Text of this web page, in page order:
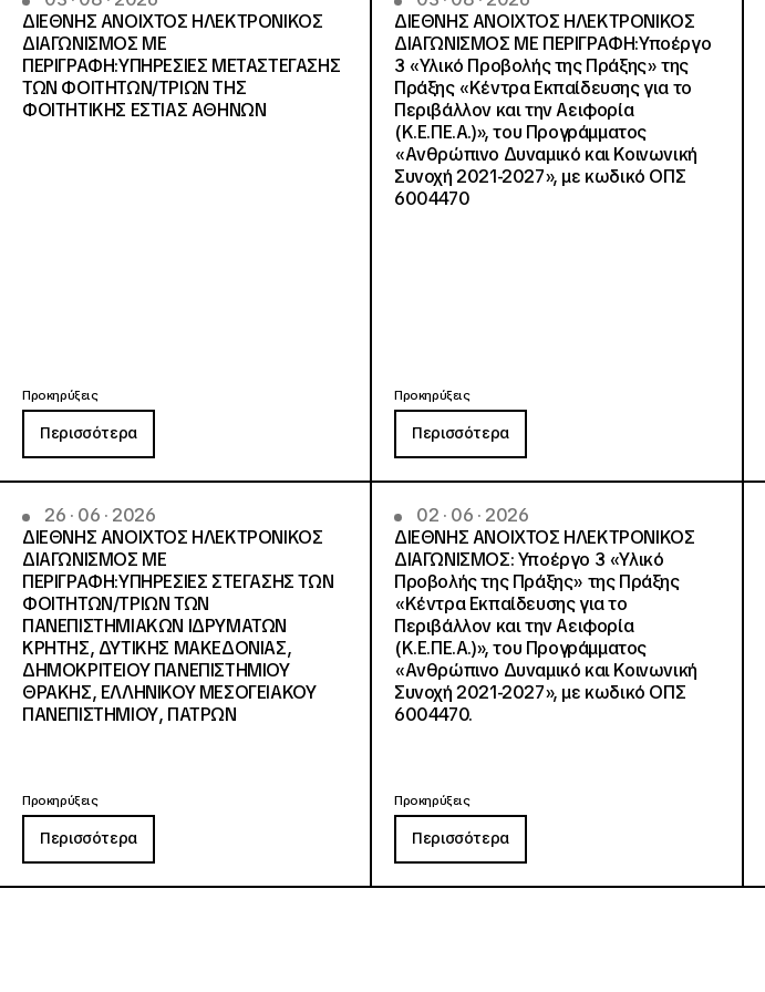
ΔΙΕΘΝΗΣ ΑΝΟΙΧΤΟΣ ΗΛΕΚΤΡΟΝΙΚΟΣ
ΔΙΑΓΩΝΙΣΜΟΣ ΜΕ
ΠΕΡΙΓΡΑΦΗ:ΥΠΗΡΕΣΙΕΣ METAΣΤΕΓΑΣΗΣ
ΤΩΝ ΦΟΙΤΗΤΩΝ/ΤΡΙΩΝ ΤΗΣ
ΦΟΙΤΗΤΙΚΗΣ ΕΣΤΙΑΣ ΑΘΗΝΩΝ
Προκηρύξεις
Περισσότερα
ΔΙΕΘΝΗΣ ΑΝΟΙΧΤΟΣ ΗΛΕΚΤΡΟΝΙΚΟΣ
ΔΙΑΓΩΝΙΣΜΟΣ ΜΕ ΠΕΡΙΓΡΑΦΗ:Υποέργο
3 «Υλικό Προβολής της Πράξης» της
Πράξης «Κέντρα Εκπαίδευσης για το
Περιβάλλον και την Αειφορία
(Κ.Ε.ΠΕ.Α.)», του Προγράμματος
«Ανθρώπινο Δυναμικό και Κοινωνική
Συνοχή 2021-2027», με κωδικό ΟΠΣ
6004470
Προκηρύξεις
Περισσότερα
26 · 06 · 2026
ΔΙΕΘΝΗΣ ΑΝΟΙΧΤΟΣ ΗΛΕΚΤΡΟΝΙΚΟΣ
ΔΙΑΓΩΝΙΣΜΟΣ ΜΕ
ΠΕΡΙΓΡΑΦΗ:ΥΠΗΡΕΣΙΕΣ ΣΤΕΓΑΣΗΣ ΤΩΝ
ΦΟΙΤΗΤΩΝ/ΤΡΙΩΝ ΤΩΝ
ΠΑΝΕΠΙΣΤΗΜΙΑΚΩΝ ΙΔΡΥΜΑΤΩΝ
KΡΗΤΗΣ, ΔΥΤΙΚΗΣ ΜΑΚΕΔΟΝΙΑΣ,
ΔΗΜΟΚΡΙΤΕΙΟΥ ΠΑΝΕΠΙΣΤΗΜΙΟΥ
ΘΡΑΚΗΣ, ΕΛΛΗΝΙΚΟΥ ΜΕΣΟΓΕΙΑΚΟΥ
ΠΑΝΕΠΙΣΤΗΜΙΟΥ, ΠΑΤΡΩΝ
Προκηρύξεις
Περισσότερα
02 · 06 · 2026
ΔΙΕΘΝΗΣ ΑΝΟΙΧΤΟΣ ΗΛΕΚΤΡΟΝΙΚΟΣ
ΔΙΑΓΩΝΙΣΜΟΣ: Υποέργο 3 «Υλικό
Προβολής της Πράξης» της Πράξης
«Κέντρα Εκπαίδευσης για το
Περιβάλλον και την Αειφορία
(Κ.Ε.ΠΕ.Α.)», του Προγράμματος
«Ανθρώπινο Δυναμικό και Κοινωνική
Συνοχή 2021-2027», με κωδικό ΟΠΣ
6004470.
Προκηρύξεις
Περισσότερα